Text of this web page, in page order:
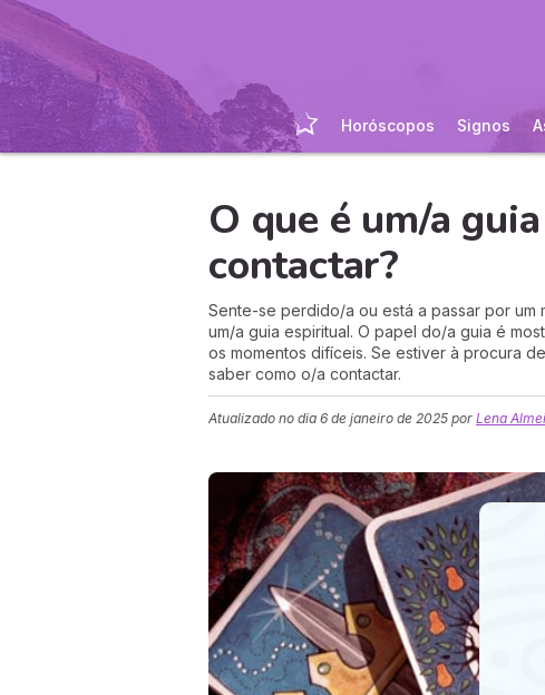
Horóscopos Signos
O que é um/a
contactar?
Sente-se perdido/a ou está a passar por
um/a guia espiritual. O papel do/a guia é
os momentos difíceis. Se estiver à procura
saber como o/a contactar.
Atualizado no dia 6 de janeiro de 2025 por Lena